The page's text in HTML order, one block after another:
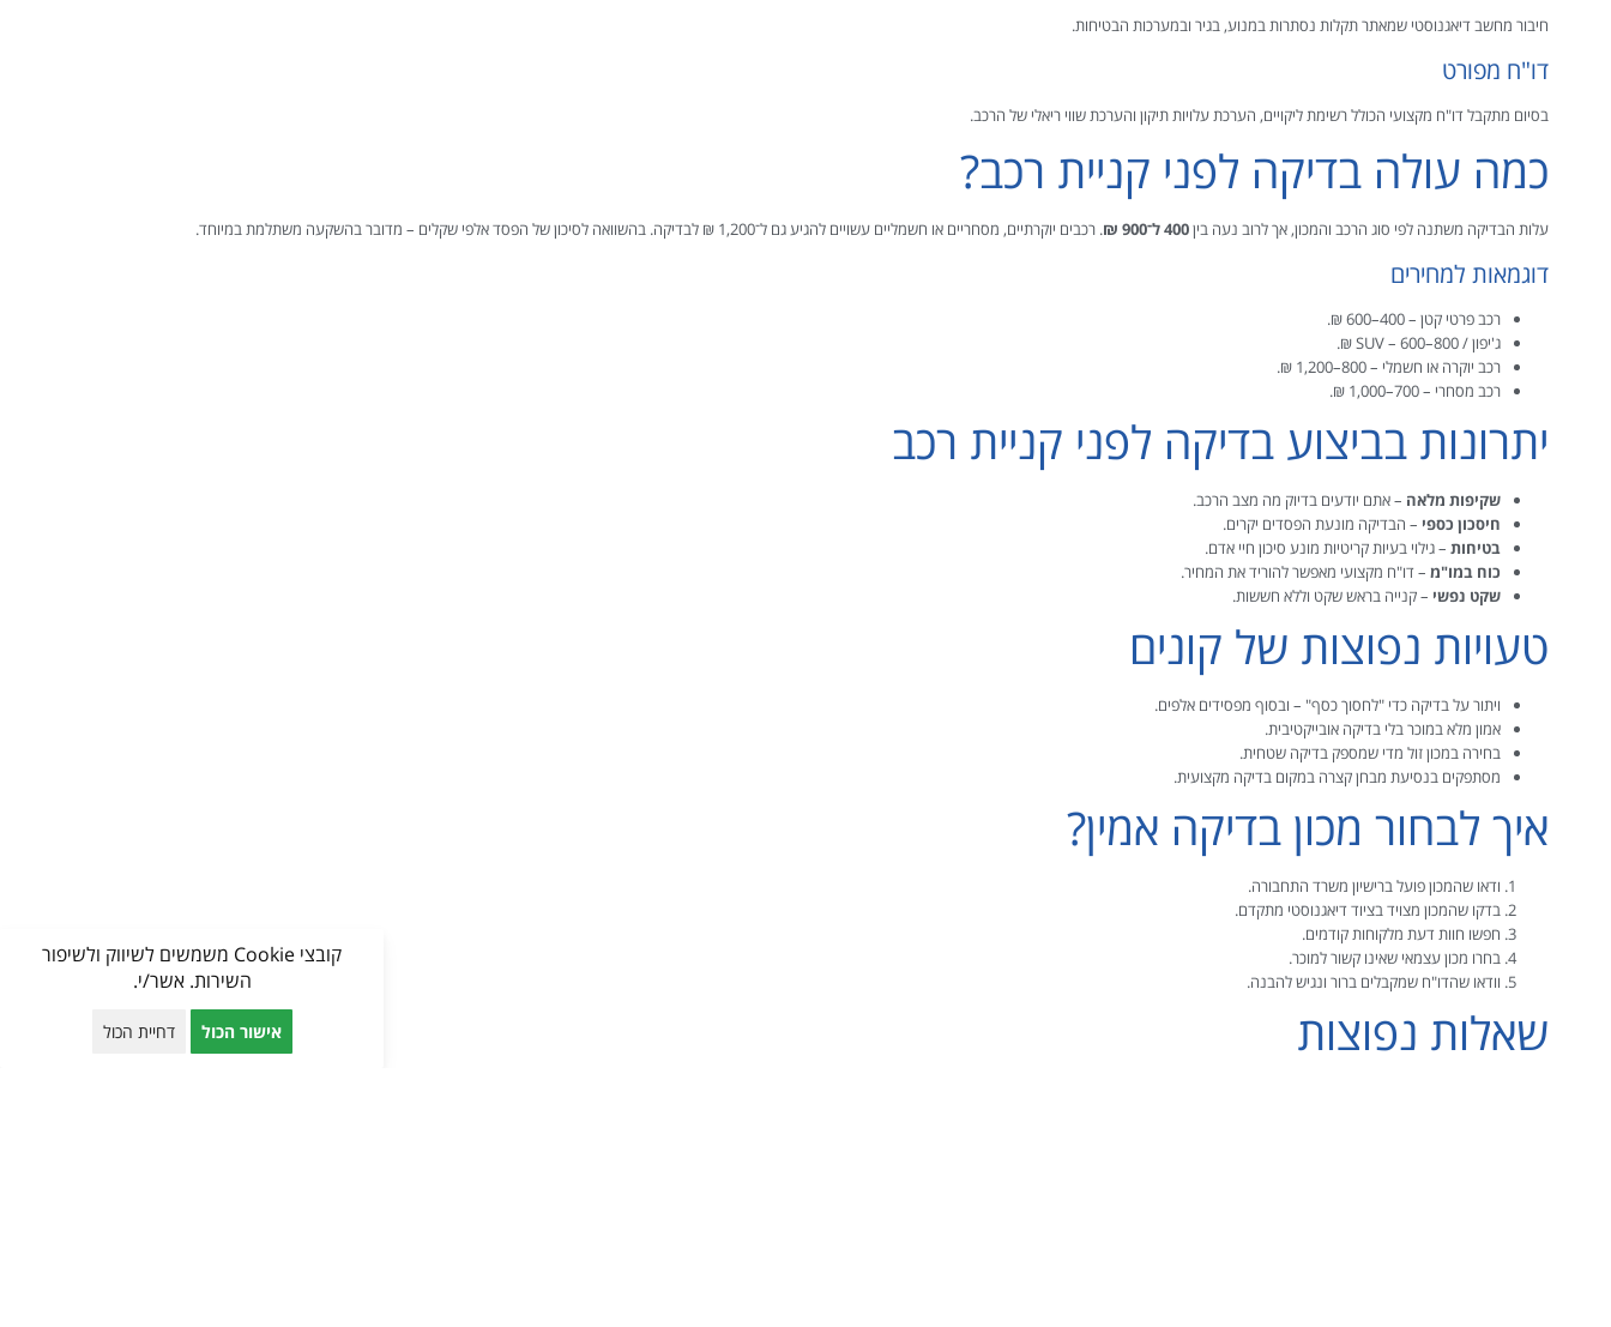
חיבור מחשב דיאגנוסטי שמאתר תקלות נסתרות במנוע, בגיר ובמערכות הבטיחות.
דו"ח מפורט
בסיום מתקבל דו"ח מקצועי הכולל רשימת ליקויים, הערכת עלויות תיקון והערכת שווי ריאלי של הרכב.
כמה עולה בדיקה לפני קניית רכב?
עלות הבדיקה משתנה לפי סוג הרכב והמכון, אך לרוב נעה בין400 ל־900 ₪ . רכבים יוקרתיים, מסחריים או חשמליים עשויים להגיע גם ל־1,200 ₪ לבדיקה. בהשוואה לסיכון של הפסד אלפי שקלים – מדובר בהשקעה משתלמת במיוחד.
דוגמאות למחירים
רכב פרטי קטן – 400–600 ₪.
ג'יפון / SUV – 600–800 ₪.
רכב יוקרה או חשמלי – 800–1,200 ₪.
רכב מסחרי – 700–1,000 ₪.
יתרונות בביצוע בדיקה לפני קניית רכב
שקיפות מלאה – אתם יודעים בדיוק מה מצב הרכב.
חיסכון כספי – הבדיקה מונעת הפסדים יקרים.
בטיחות – גילוי בעיות קריטיות מונע סיכון חיי אדם.
כוח במו"מ – דו"ח מקצועי מאפשר להוריד את המחיר.
שקט נפשי – קנייה בראש שקט וללא חששות.
טעויות נפוצות של קונים
ויתור על בדיקה כדי "לחסוך כסף" – ובסוף מפסידים אלפים.
אמון מלא במוכר בלי בדיקה אובייקטיבית.
בחירה במכון זול מדי שמספק בדיקה שטחית.
מסתפקים בנסיעת מבחן קצרה במקום בדיקה מקצועית.
איך לבחור מכון בדיקה אמין?
ודאו שהמכון פועל ברישיון משרד התחבורה.
בדקו שהמכון מצויד בציוד דיאגנוסטי מתקדם.
חפשו חוות דעת מלקוחות קודמים.
בחרו מכון עצמאי שאינו קשור למוכר.
וודאו שהדו"ח שמקבלים ברור ונגיש להבנה.
שאלות נפוצות
קובצי Cookie משמשים לשיווק ולשיפור
השירות. אשר/י.
אישור הכול דחיית הכול